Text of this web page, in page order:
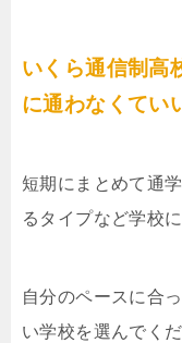
いくら通信制高
に通わなくてい
短期にまとめて通
るタイプなど学校
自分のペースに合
い学校を選んでくだ